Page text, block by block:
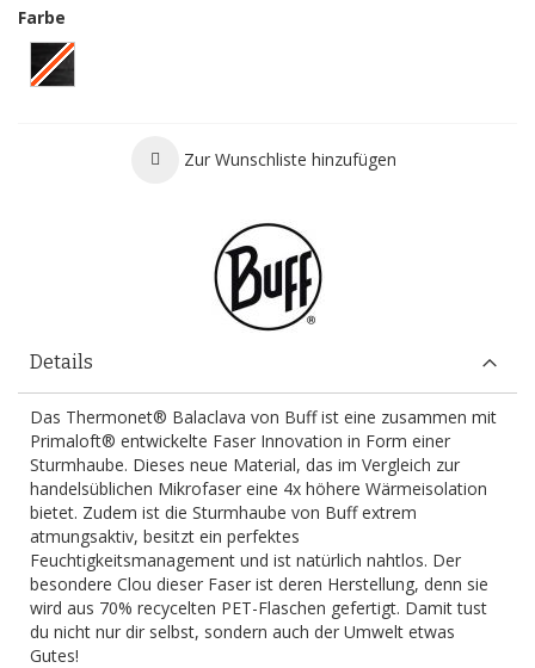
Farbe
Zur Wunschliste hinzufügen
Details
Das Thermonet® Balaclava von Buff ist eine zusammen mit
Primaloft® entwickelte Faser Innovation in Form einer
Sturmhaube. Dieses neue Material, das im Vergleich zur
handelsüblichen Mikrofaser eine 4x höhere Wärmeisolation
bietet. Zudem ist die Sturmhaube von Buff extrem
atmungsaktiv, besitzt ein perfektes
Feuchtigkeitsmanagement und ist natürlich nahtlos. Der
besondere Clou dieser Faser ist deren Herstellung, denn sie
wird aus 70% recycelten PET-Flaschen gefertigt. Damit tust
du nicht nur dir selbst, sondern auch der Umwelt etwas
Gutes!